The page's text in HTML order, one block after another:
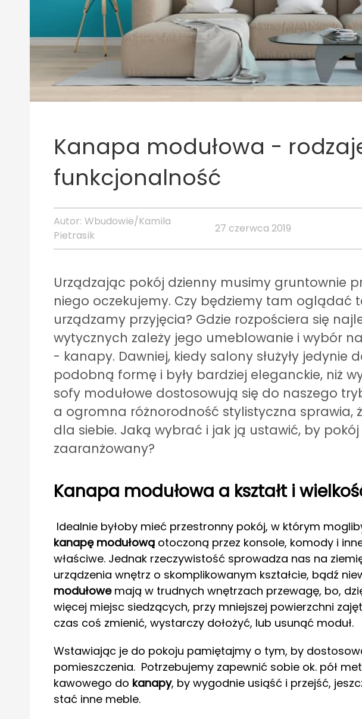
Kanapa modułowa -
funkcjonalność
Autor: Wbudowie/Kamila
Pietrasik
27 czerwca 2019
Urządzając pokój dzienny musimy gruntownie
niego oczekujemy. Czy będziemy tam oglądać
urządzamy przyjęcia? Gdzie rozpościera się
wytycznych zależy jego umeblowanie i wybór
- kanapy. Dawniej, kiedy salony służyły jedynie
podobną formę i były bardziej eleganckie, niż
sofy modułowe dostosowują się do naszego
a ogromna różnorodność stylistyczna sprawia,
dla siebie. Jaką wybrać i jak ją ustawić, by pokój
zaaranżowany?
Kanapa modułowa a kształt i
Idealnie byłoby mieć przestronny pokój, w którym
kanapę modułową otoczoną przez konsole, komody i
właściwe. Jednak rzeczywistość sprowadza nas na
urządzenia wnętrz o skomplikowanym kształcie, bądź
modułowemają w trudnych wnętrzach przewagę, bo,
więcej miejsc siedzących, przy mniejszej powierzchni
czas coś zmienić, wystarczy dołożyć, lub usunąć moduł.
Wstawiając je do pokoju pamiętajmy o tym, by
pomieszczenia. Potrzebujemy zapewnić sobie ok. pół
kawowego do kanapy, by wygodnie usiąść i przejść,
stać inne meble.